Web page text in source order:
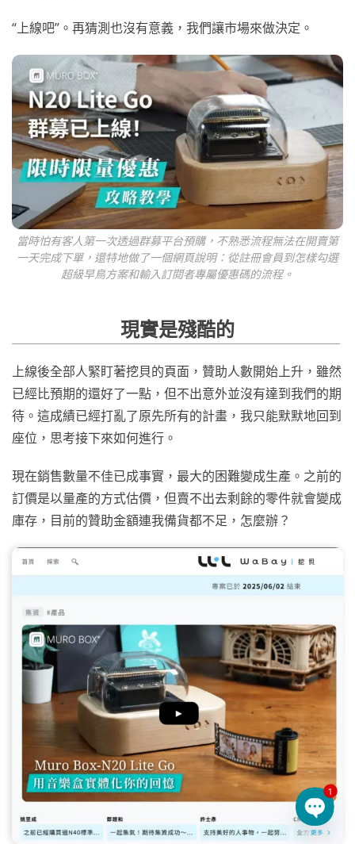
當時怕有客人第一次透過群募平台預購，不熟悉流程無法在開賣第
一天完成下單，還特地做了一個網頁說明：從註冊會員到怎樣勾選
超級早鳥方案和輸入訂閱者專屬優惠碼的流程。
“上線吧”。再猜測也沒有意義，我們讓市場來做決定。
現實是殘酷的
上線後全部人緊盯著挖貝的頁面，贊助人數開始上升，雖然
已經比預期的還好了一點，但不出意外並沒有達到我們的期
待。這成績已經打亂了原先所有的計畫，我只能默默地回到
座位，思考接下來如何進行。
現在銷售數量不佳已成事實，最大的困難變成生產。之前的
訂價是以量產的方式估價，但賣不出去剩餘的零件就會變成
庫存，目前的贊助金額連我備貨都不足，怎麼辦？
1